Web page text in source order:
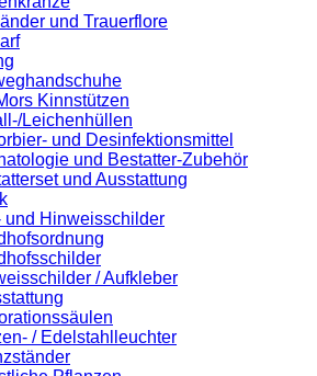
und Trauerflore
Kinnstützen
Leichenhüllen
und Desinfektionsmittel
und Bestatter-Zubehör
und Ausstattung
und Hinweisschilder
/ Aufkleber
/ Edelstahlleuchter